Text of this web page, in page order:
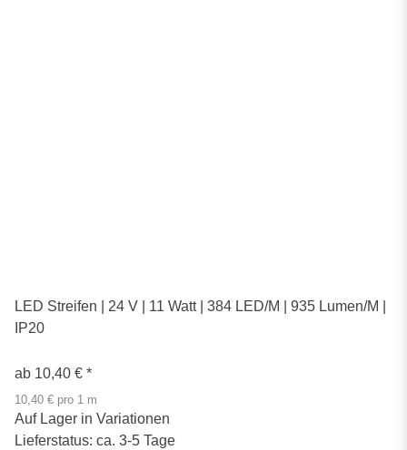
LED Streifen | 24 V | 11 Watt | 384 LED/M | 935 Lumen/M |
IP20
ab 10,40 € *
10,40 € pro 1 m
Auf Lager in Variationen
Lieferstatus: ca. 3-5 Tage